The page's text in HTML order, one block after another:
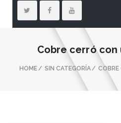
Cobre cerró con
HOME SIN CATEGORÍA COBRE